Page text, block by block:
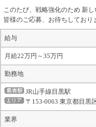
このたび、戦略強化のため 新
皆様のご応募、お待ちしており
給与
月給22万円～35万円
勤務地
JR山手線目黒駅
〒153-0063 東京都目
業界